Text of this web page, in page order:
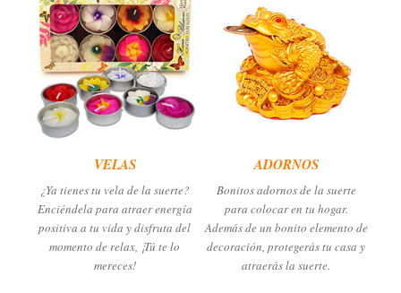
VELAS
¿Ya tienes tu vela de la suerte?
Enciéndela para atraer energía
positiva a tu vida y disfruta del
momento de relax, ¡Tú te lo
mereces!
ADORNOS
Bonitos adornos de la suerte
para colocar en tu hogar.
Además de un bonito elemento de
decoración, protegerás tu casa y
atraerás la suerte.